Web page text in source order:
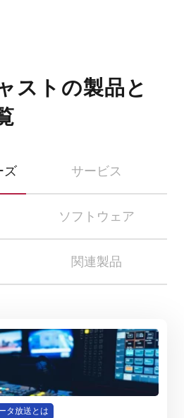
ストの製品と
ズ サービス
ソフトウェア
関連製品
タ放送とは